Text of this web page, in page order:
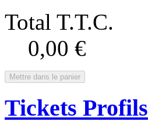
Total T.T.C.
0,00 €
Mettre dans le panier
Tickets Profils